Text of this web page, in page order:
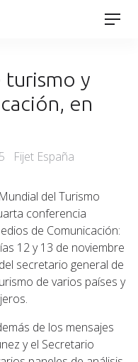
turismo y
en
Fijet España
del Turismo
conferencia
de Comunicación:
12 y 13 de noviembre
secretario general de
de varios países y
de los mensajes
y el Secretario